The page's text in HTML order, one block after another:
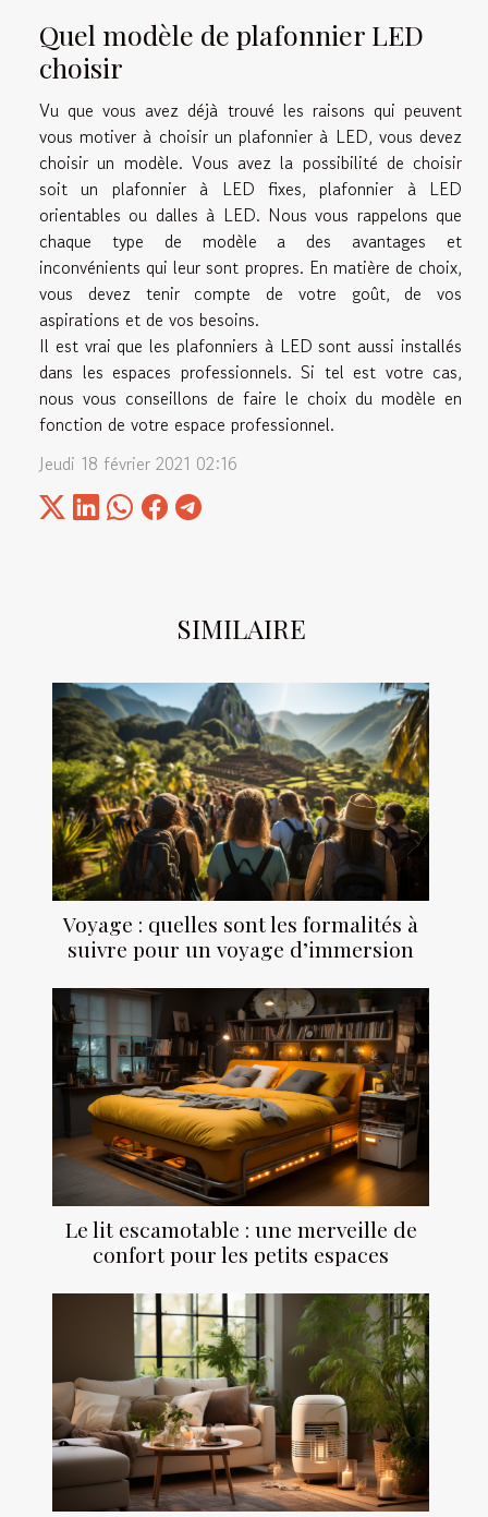
SIMILAIRE
Voyage : quelles sont les formalités à
suivre pour un voyage d’immersion
Le lit escamotable : une merveille de
confort pour les petits espaces
Quel modèle de plafonnier LED
choisir
Vu que vous avez déjà trouvé les raisons qui peuvent
vous motiver à choisir un plafonnier à LED, vous devez
choisir un modèle. Vous avez la possibilité de choisir
soit un plafonnier à LED fixes, plafonnier à LED
orientables ou dalles à LED. Nous vous rappelons que
chaque type de modèle a des avantages et
inconvénients qui leur sont propres. En matière de choix,
vous devez tenir compte de votre goût, de vos
aspirations et de vos besoins.
Il est vrai que les plafonniers à LED sont aussi installés
dans les espaces professionnels. Si tel est votre cas,
nous vous conseillons de faire le choix du modèle en
fonction de votre espace professionnel.
Jeudi 18 février 2021 02:16